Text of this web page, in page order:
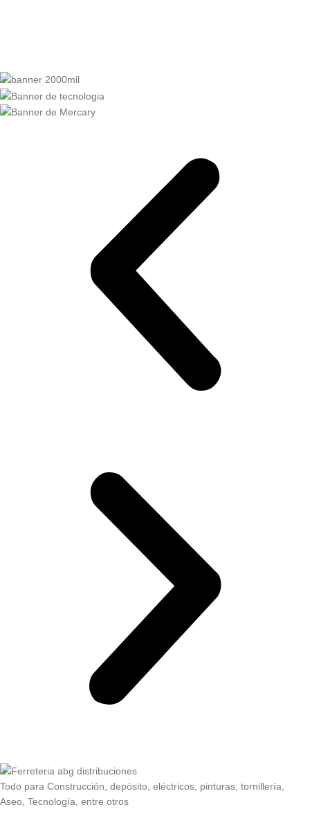
Todo para Construcción, depósito, eléctricos, pinturas, tornillería,
Aseo, Tecnología, entre otros